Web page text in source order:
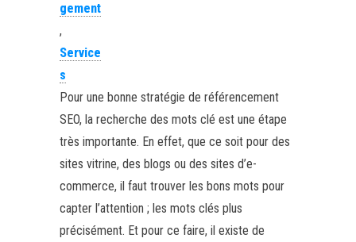
gement
,
Service
s
Pour une bonne stratégie de référencement
SEO, la recherche des mots clé est une étape
très importante. En effet, que ce soit pour des
sites vitrine, des blogs ou des sites d’e-
commerce, il faut trouver les bons mots pour
capter l’attention ; les mots clés plus
précisément. Et pour ce faire, il existe de